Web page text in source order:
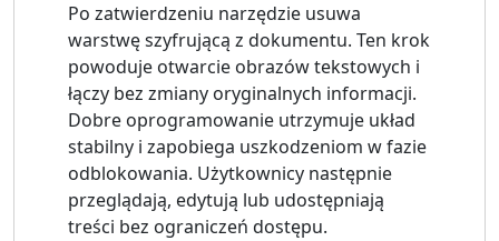
Po zatwierdzeniu narzędzie usuwa
warstwę szyfrującą z dokumentu. Ten krok
powoduje otwarcie obrazów tekstowych i
łączy bez zmiany oryginalnych informacji.
Dobre oprogramowanie utrzymuje układ
stabilny i zapobiega uszkodzeniom w fazie
odblokowania. Użytkownicy następnie
przeglądają, edytują lub udostępniają
treści bez ograniczeń dostępu.